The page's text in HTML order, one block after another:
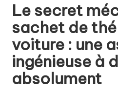
Le secret
sachet de
voiture : une
ingénieuse à
absolument